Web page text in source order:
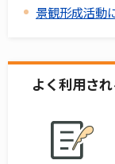
景観形成活動
よく利用さ